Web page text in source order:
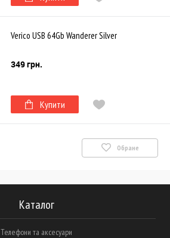
Verico USB 64Gb Wanderer Silver
349 грн.
Купити
Обране
Каталог
Телефони та аксесуари